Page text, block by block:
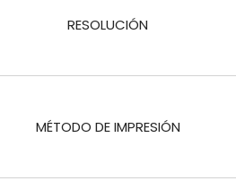
RESOLUCIÓN
MÉTODO DE IMPRESIÓN